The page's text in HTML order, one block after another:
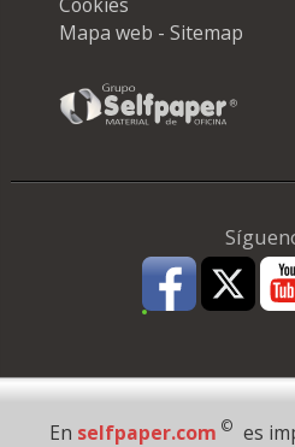
Mapa web - Sitemap
Pago Seguro
En selfpaper.com © es